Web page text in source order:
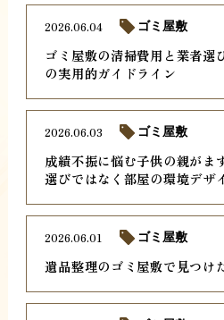
ゴミ屋敷の清掃費用と業者選
の実用的ガイドライン
2026.06.04 ゴミ屋敷
成績不振に悩む子供の親がま
選びではなく部屋の環境デザ
2026.06.03 ゴミ屋敷
遺品整理のゴミ屋敷で見つけ
2026.06.01 ゴミ屋敷